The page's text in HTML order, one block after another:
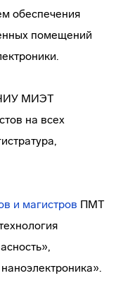
обеспечения
помещений
НИУ МИЭТ
на всех
и магистров ПМТ